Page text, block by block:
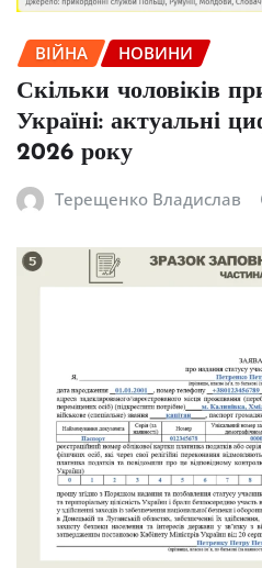
ВІЙНА НОВИНИ
Скільки чоловіків
Україні: актуальні
2026 року
Терещенко Владислав